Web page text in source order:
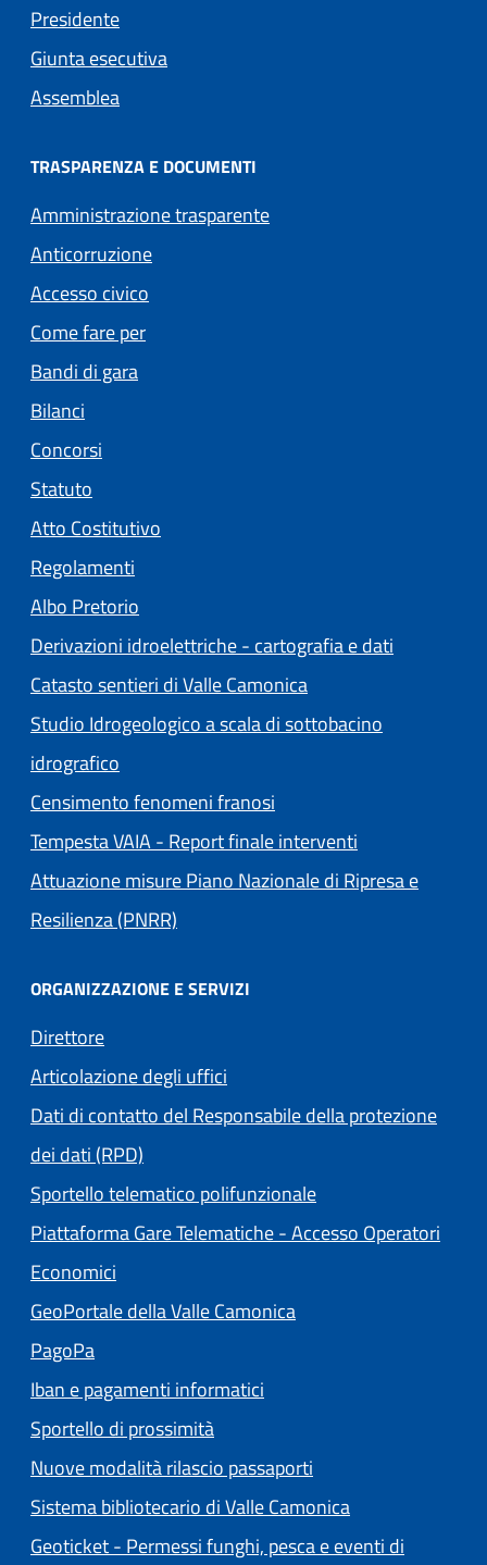
Presidente
Giunta esecutiva
Assemblea
TRASPARENZA E DOCUMENTI
Amministrazione trasparente
Anticorruzione
Accesso civico
Come fare per
Bandi di gara
Bilanci
Concorsi
Statuto
Atto Costitutivo
Regolamenti
Albo Pretorio
Derivazioni idroelettriche - cartografia e dati
Catasto sentieri di Valle Camonica
Studio Idrogeologico a scala di sottobacino
idrografico
Censimento fenomeni franosi
Tempesta VAIA - Report finale interventi
Attuazione misure Piano Nazionale di Ripresa e
Resilienza (PNRR)
ORGANIZZAZIONE E SERVIZI
Direttore
Articolazione degli uffici
Dati di contatto del Responsabile della protezione
dei dati (RPD)
Sportello telematico polifunzionale
Piattaforma Gare Telematiche - Accesso Operatori
Economici
GeoPortale della Valle Camonica
PagoPa
Iban e pagamenti informatici
Sportello di prossimità
Nuove modalità rilascio passaporti
Sistema bibliotecario di Valle Camonica
Geoticket - Permessi funghi, pesca e eventi di